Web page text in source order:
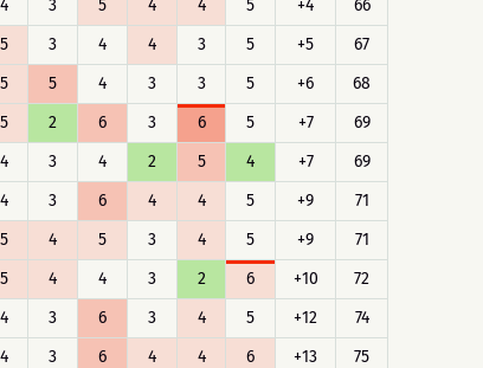
4 3 5 4 4 5 +4
66
5 3 4 4 3 5 +5
67
5 5 4 3 3 5 +6
68
5 2 6 3 6 5 +7
69
4 3 4 2 5 4 +7
69
4 3 6 4 4 5 +9
71
5 4 5 3 4 5 +9
71
5 4 4 3 2 6 +10
72
4 3 6 3 4 5 +12
74
4 3 6 4 4 6 +13
75